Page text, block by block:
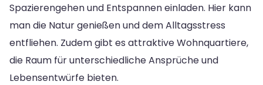
Spazierengehen und Entspannen einladen. Hier kann
man die Natur genießen und dem Alltagsstress
entfliehen. Zudem gibt es attraktive Wohnquartiere,
die Raum für unterschiedliche Ansprüche und
Lebensentwürfe bieten.